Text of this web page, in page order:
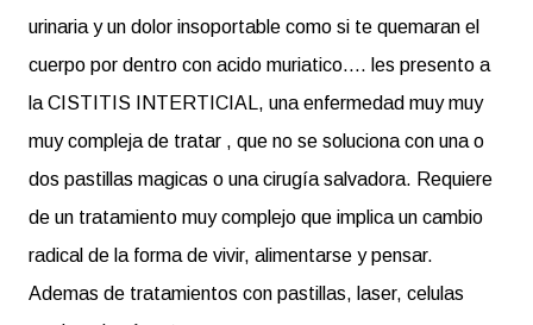
urinaria y un dolor insoportable como si te quemaran el
cuerpo por dentro con acido muriatico.... les presento a
la CISTITIS INTERTICIAL, una enfermedad muy muy
muy compleja de tratar , que no se soluciona con una o
dos pastillas magicas o una cirugía salvadora. Requiere
de un tratamiento muy complejo que implica un cambio
radical de la forma de vivir, alimentarse y pensar.
Ademas de tratamientos con pastillas, laser, celulas